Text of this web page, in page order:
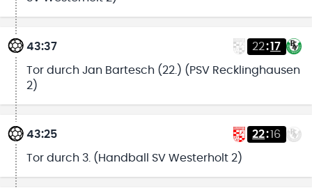
43:37 22:17
Tor durch Jan Bartesch (22.) (PSV Recklinghausen
2)
43:25 22:16
Tor durch 3. (Handball SV Westerholt 2)